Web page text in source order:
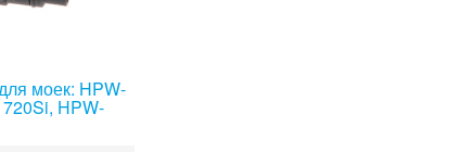
моек: HPW-
HPW-